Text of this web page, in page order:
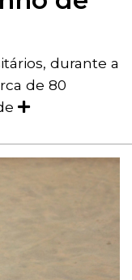
durante a
de 80